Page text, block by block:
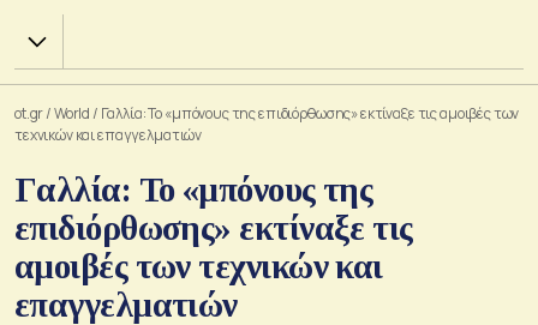
Χ.Α.
ot.gr/World / Γαλλία: Το «μπόνους της επιδιόρθωσης» εκτίναξε τις αμοιβές των
τεχνικών και επαγγελματιών
Γαλλία: Το «μπόνους της
επιδιόρθωσης» εκτίναξε τις
αμοιβές των τεχνικών και
επαγγελματιών